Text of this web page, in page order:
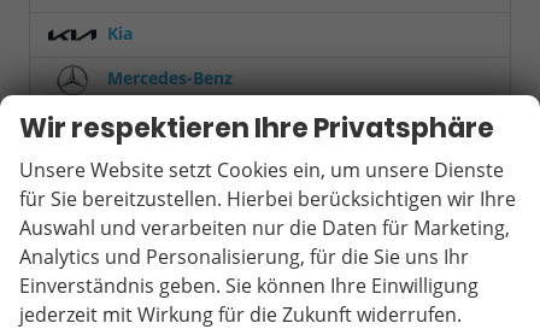
Kia
Mercedes-Benz
MINI
Mitsubishi
Nissan
Opel
Peugeot
Wir respektieren Ihre Privatsphäre
Unsere Website setzt Cookies ein, um unsere Dienste
für Sie bereitzustellen. Hierbei berücksichtigen wir Ihre
Auswahl und verarbeiten nur die Daten für Marketing,
Analytics und Personalisierung, für die Sie uns Ihr
Einverständnis geben. Sie können Ihre Einwilligung
jederzeit mit Wirkung für die Zukunft widerrufen.